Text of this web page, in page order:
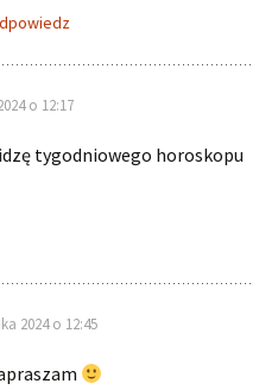
o 12:17
tygodniowego horoskopu
2024 o 12:45